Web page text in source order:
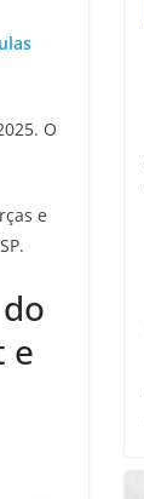
O
e
e